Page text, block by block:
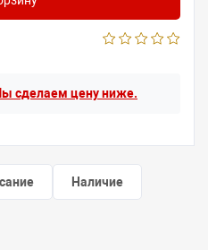
сделаем цену ниже.
Наличие